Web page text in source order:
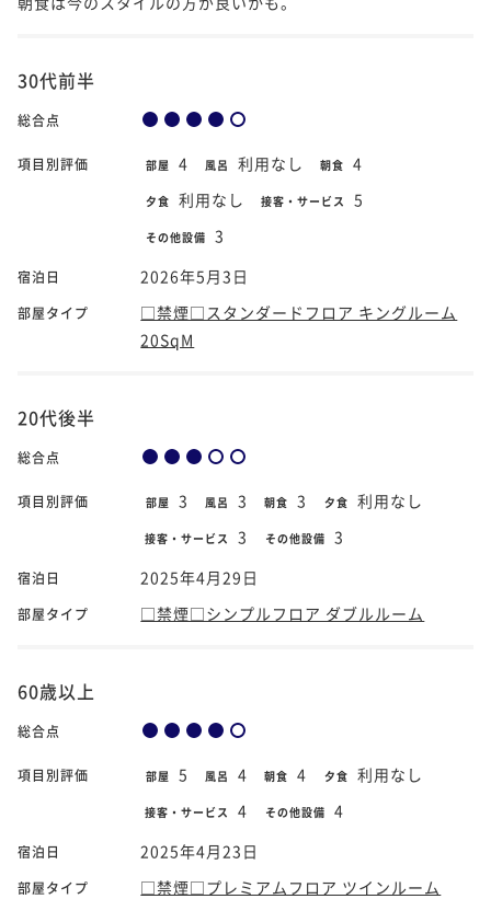
30代前半
総合点
項目別評価 部屋 4 風呂 利用なし 朝食 4
夕食 利用なし 接客・サービス 5
その他設備 3
宿泊日 2026年5月3日
部屋タイプ
□禁煙□スタンダードフロア キングルーム
20SqM
20代後半
総合点
項目別評価 部屋 3 風呂 3 朝食 3 夕食 利用なし
接客・サービス 3 その他設備 3
宿泊日 2025年4月29日
部屋タイプ □禁煙□シンプルフロア ダブルルーム
60歳以上
総合点
項目別評価 部屋 5 風呂 4 朝食 4 夕食 利用なし
接客・サービス 4 その他設備 4
宿泊日 2025年4月23日
部屋タイプ □禁煙□プレミアムフロア ツインルーム